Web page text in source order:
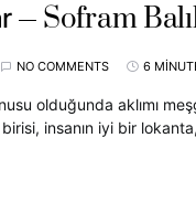
Sofram
NO COMMENTS 6
olduğunda aklımı
insanın iyi bir